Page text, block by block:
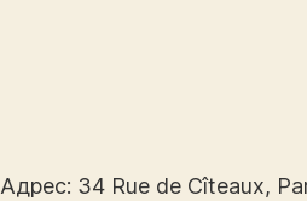
Адрес: 34 Rue de Cîteaux,